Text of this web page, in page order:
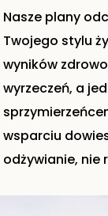
Nasze plany
Twojego stylu
wyników
wyrzeczeń, a
wsparciu
odżywianie, nie